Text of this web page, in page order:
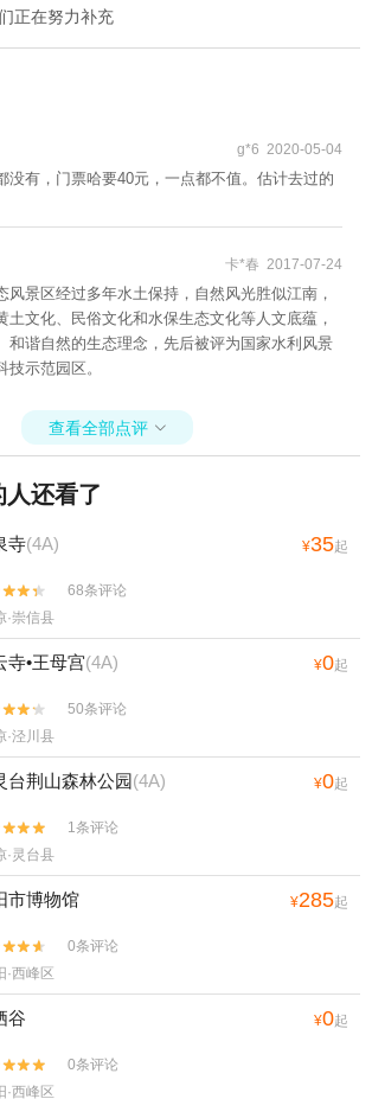
正在努力补充
g*6 2020-05-04
没有，门票哈要40元，一点都不值。估计去过的
卡*春 2017-07-24
风景区经过多年水土保持，自然风光胜似江南，
土文化、民俗文化和水保生态文化等人文底蕴，
和谐自然的生态理念，先后被评为国家水利风景
技示范园区。
查看全部点评 
还看了
寺(4A) ¥35起
68条评论
·崇信县
寺•王母宫(4A) ¥0起
50条评论
·泾川县
台荆山森林公园(4A) ¥0起
1条评论
·灵台县
市博物馆 ¥285起
0条评论
·西峰区
谷 ¥0起
0条评论
·西峰区